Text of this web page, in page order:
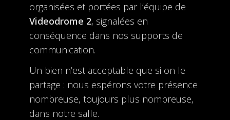
organisées et portées par l’équipe de
Videodrome 2, signalées en
conséquence dans nos supports de
communication.
Un bien n’est acceptable que si on le
partage : nous espérons votre présence
nombreuse, toujours plus nombreuse,
dans notre salle.